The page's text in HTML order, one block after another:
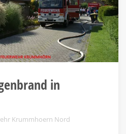
in
Krummhoern Nord